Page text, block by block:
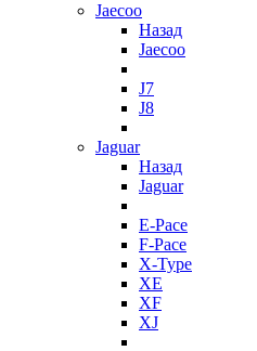
Jaecoo
Назад
Jaecoo
J7
J8
Jaguar
Назад
Jaguar
E-Pace
F-Pace
X-Type
XE
XF
XJ